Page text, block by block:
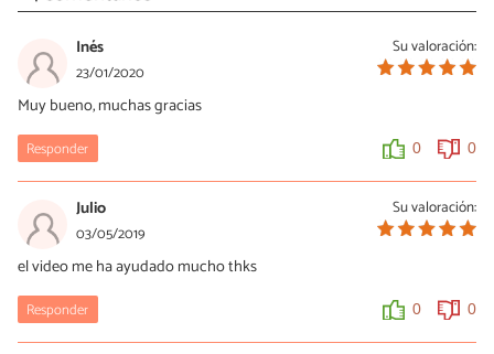
Su valoración:
Inés
23/01/2020
Muy bueno, muchas gracias
Responder 0 0
Su valoración:
Julio
03/05/2019
el video me ha ayudado mucho thks
Responder 0 0